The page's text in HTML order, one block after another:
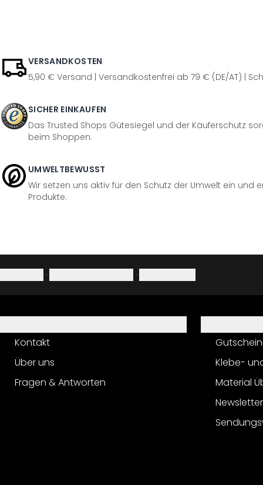
VERSANDKOSTEN
5,90 € Versand | Versandkostenfrei ab 79 € (DE/AT) |
SICHER EINKAUFEN
Das Trusted Shops Gütesiegel und der Käuferschutz
beim Shoppen.
UMWELTBEWUSST
Wir setzen uns aktiv für den Schutz der Umwelt ein und
Produkte.
· ·
Kontakt
Über uns
Fragen & Antworten
Klebe-
Material